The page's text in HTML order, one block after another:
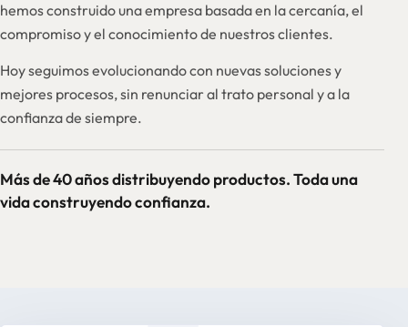
hemos construido una empresa basada en la cercanía, el
compromiso y el conocimiento de nuestros clientes.
Hoy seguimos evolucionando con nuevas soluciones y
mejores procesos, sin renunciar al trato personal y a la
confianza de siempre.
Más de 40 años distribuyendo productos. Toda una
vida construyendo confianza.